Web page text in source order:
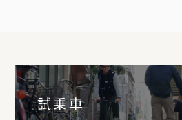
試乗車